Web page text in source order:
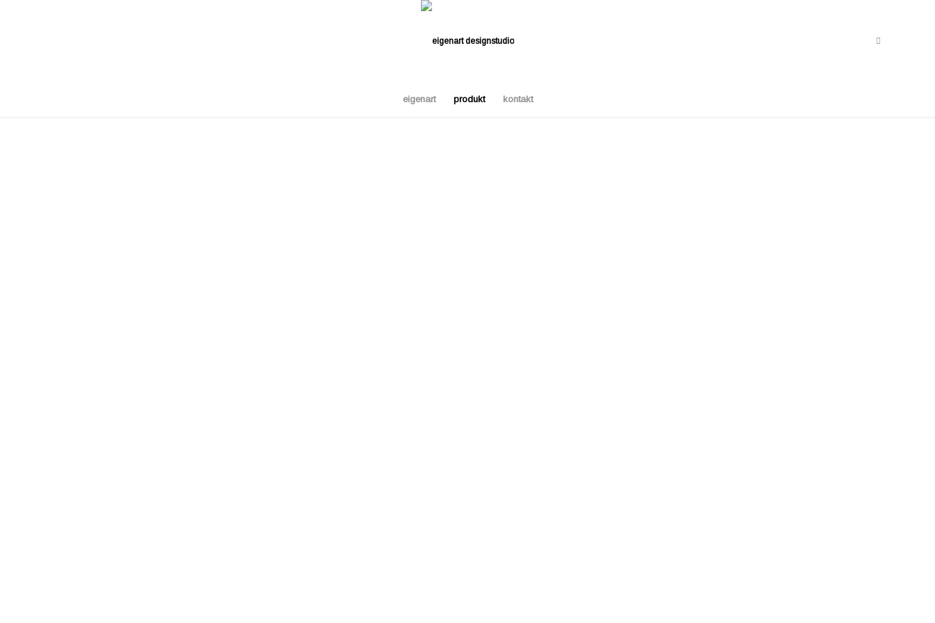
eigenart produkt kontakt